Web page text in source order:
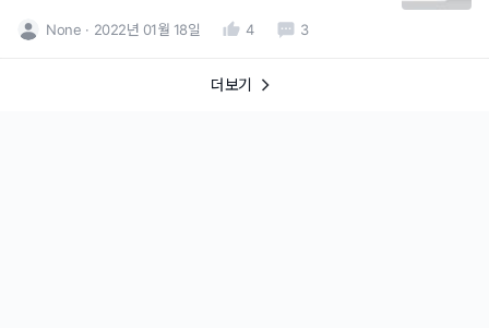
None 2022년 01월 18일 4 3
더보기